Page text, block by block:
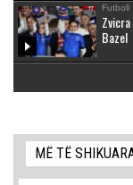
Futboll
Bazel
MË TË